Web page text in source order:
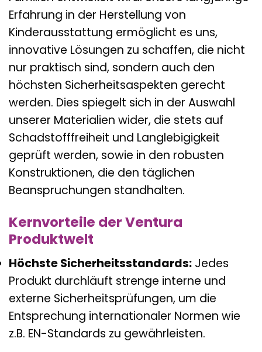
Erfahrung in der Herstellung von
Kinderausstattung ermöglicht es uns,
innovative Lösungen zu schaffen, die nicht
nur praktisch sind, sondern auch den
höchsten Sicherheitsaspekten gerecht
werden. Dies spiegelt sich in der Auswahl
unserer Materialien wider, die stets auf
Schadstofffreiheit und Langlebigigkeit
geprüft werden, sowie in den robusten
Konstruktionen, die den täglichen
Beanspruchungen standhalten.
Kernvorteile der Ventura
Produktwelt
Höchste Sicherheitsstandards: Jedes
Produkt durchläuft strenge interne und
externe Sicherheitsprüfungen, um die
Entsprechung internationaler Normen wie
z.B. EN-Standards zu gewährleisten.